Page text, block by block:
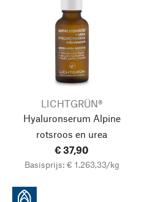
LICHTGRÜN®
Hyaluronserum Alpine
rotsroos en urea
€ 37,90
Basisprijs: € 1.263,33/kg